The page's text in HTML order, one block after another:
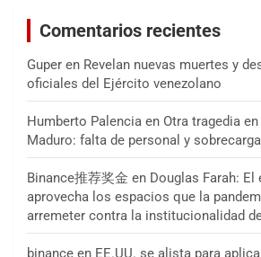
Comentarios recientes
Guper en Revelan nuevas muertes y
oficiales del Ejército venezolano
Humberto Palencia en Otra tragedia
Maduro: falta de personal y
Binance推荐奖金 en Douglas Farah: El
aprovecha los espacios que la
arremeter contra la institucionalidad
binance en EE.UU. se alista para